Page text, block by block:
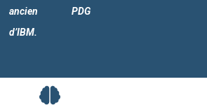
ancien PDG
d’IBM.